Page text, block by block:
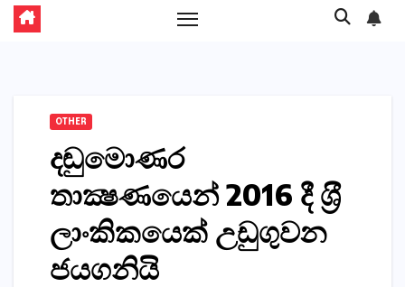
OTHER
දඬුමොණර
තාක්‍ෂණයෙන් 2016 දී ශ‍්‍රී
ලාංකිකයෙක් උඩුගුවන
ජයගනියි